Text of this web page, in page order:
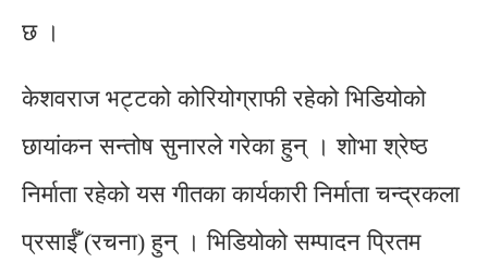
छ ।
केशवराज भट्टको कोरियोग्राफी रहेको भिडियोको
छायांकन सन्तोष सुनारले गरेका हुन् । शोभा श्रेष्ठ
निर्माता रहेको यस गीतका कार्यकारी निर्माता चन्द्रकला
प्रसाईँ (रचना) हुन् । भिडियोको सम्पादन प्रितम